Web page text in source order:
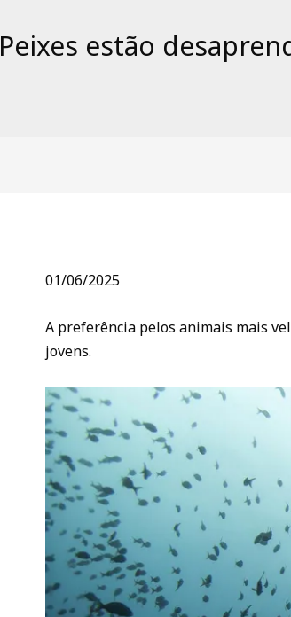
Peixes estão
01/06/2025
A preferência pelos animais mais
jovens.